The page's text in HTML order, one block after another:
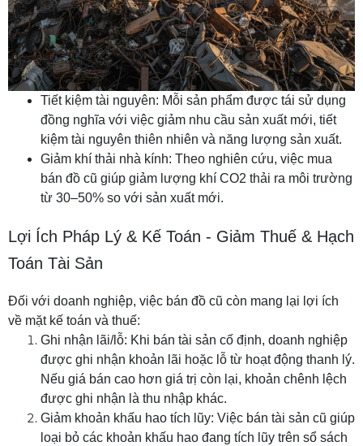
Tiết kiệm tài nguyên: Mỗi sản phẩm được tái sử dụng
đồng nghĩa với việc giảm nhu cầu sản xuất mới, tiết
kiệm tài nguyên thiên nhiên và năng lượng sản xuất.
Giảm khí thải nhà kính: Theo nghiên cứu, việc mua
bán đồ cũ giúp giảm lượng khí CO2 thải ra môi trường
từ 30–50% so với sản xuất mới.
Lợi Ích Pháp Lý & Kế Toán - Giảm Thuế & Hạch
Toán Tài Sản
Đối với doanh nghiệp, việc bán đồ cũ còn mang lại lợi ích
về mặt kế toán và thuế:
Ghi nhận lãi/lỗ: Khi bán tài sản cố định, doanh nghiệp
được ghi nhận khoản lãi hoặc lỗ từ hoạt động thanh lý.
Nếu giá bán cao hơn giá trị còn lại, khoản chênh lệch
được ghi nhận là thu nhập khác.
Giảm khoản khấu hao tích lũy: Việc bán tài sản cũ giúp
loại bỏ các khoản khấu hao đang tích lũy trên sổ sách